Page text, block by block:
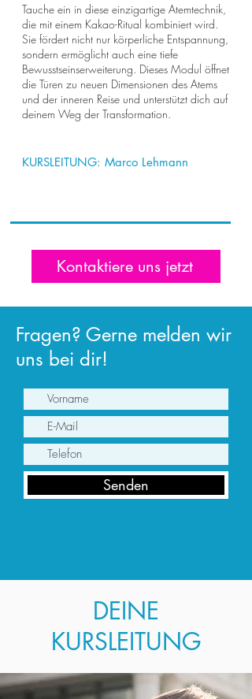
Tauche ein in diese einzigartige Atemtechnik,
die mit einem Kakao-Ritual kombiniert wird.
Sie fördert nicht nur körperliche Entspannung,
sondern ermöglicht auch eine tiefe
Bewusstseinserweiterung. Dieses Modul öffnet
die Türen zu neuen Dimensionen des Atems
und der inneren Reise und unterstützt dich auf
deinem Weg der Transformation.
KURSLEITUNG: Marco Lehmann
Kontaktiere uns jetzt
Fragen? Gerne melden wir
uns bei dir!
Senden
DEINE
KURSLEITUNG